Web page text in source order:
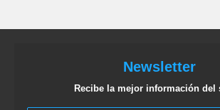
Newsletter
Recibe la mejor información del